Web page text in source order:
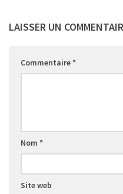
LAISSER UN
Commentaire*
Nom *
Site web